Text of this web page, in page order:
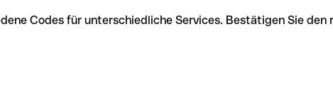
Codes für unterschiedliche Services. Bestätigen Sie